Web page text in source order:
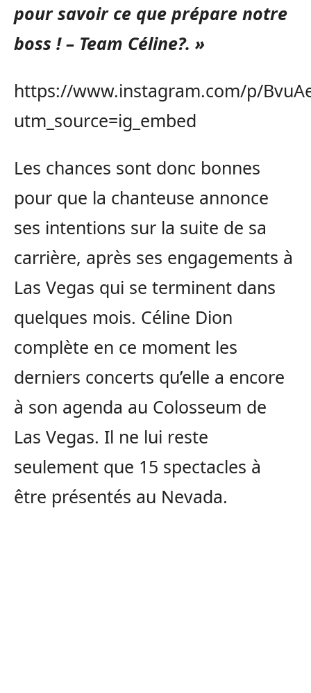
pour savoir ce que prépare notre
boss ! – Team Céline?. »
https://www.instagram.com/p/
utm_source=ig_embed
Les chances sont donc bonnes
pour que la chanteuse annonce
ses intentions sur la suite de sa
carrière, après ses engagements à
Las Vegas qui se terminent dans
quelques mois. Céline Dion
complète en ce moment les
derniers concerts qu’elle a encore
à son agenda au Colosseum de
Las Vegas. Il ne lui reste
seulement que 15 spectacles à
être présentés au Nevada.